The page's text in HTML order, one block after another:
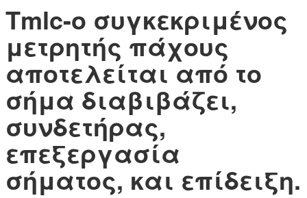
Tmlc-ο συγκεκριμένος
μετρητής πάχους
αποτελείται από το
σήμα διαβιβάζει,
συνδετήρας,
επεξεργασία
σήματος, και επίδειξη.